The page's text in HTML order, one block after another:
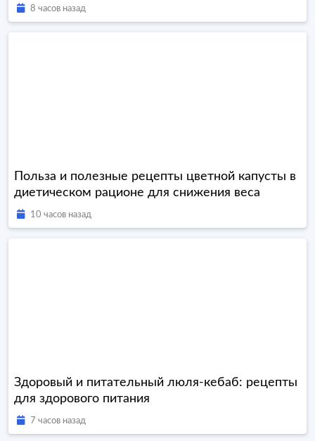
8 часов назад
Польза и полезные рецепты цветной капусты в
диетическом рационе для снижения веса
10 часов назад
Здоровый и питательный люля-кебаб: рецепты
для здорового питания
7 часов назад